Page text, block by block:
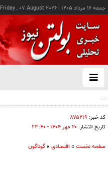
جمعه ۱۶ مرداد ۱۴۰۵ |
Friday , 07 August 2026
باز
و
کالابرگ این خانوارها امروز شارژ شد
کد خبر: ۸۷۵۲۱۹
تاریخ انتشار: ۲۰ مهر ۱۴۰۴ - ۲۳:۴۰
صفحه نخست » اقتصادی »گوناگون